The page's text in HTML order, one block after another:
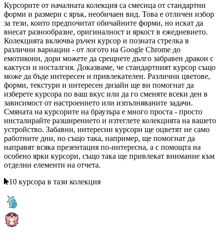
Курсорите от началната колекция са смесица от стандартни
форми и размери с ярък, необичаен вид. Това е отличен избор
за тези, които предпочитат обичайните форми, но искат да
внесат разнообразие, оригиналност и яркост в ежедневието.
Колекцията включва ръчен курсор и позната стрелка в
различни вариации - от логото на Google Chrome до
емотикони, дори можете да срещнете дълго забравен дракон с
кактуси и носталгия. Доказваме, че стандартният курсор също
може да бъде интересен и привлекателен. Различни цветове,
форми, текстури и интересен дизайн ще ви помогнат да
изберете курсора по ваш вкус или да го сменяте всеки ден в
зависимост от настроението или изпълняваните задачи.
Смяната на курсорите на браузъра е много проста - просто
инсталирайте разширението и изтеглете колекцията на вашето
устройство. Забавни, интересни курсори ще оцветят не само
работните дни, но също така, например, ще помогнат да
направят всяка презентация по-интересна, а с помощта на
особено ярки курсори, също така ще привлекат внимание към
отделни елементи на отчета.
10 курсора в тази колекция